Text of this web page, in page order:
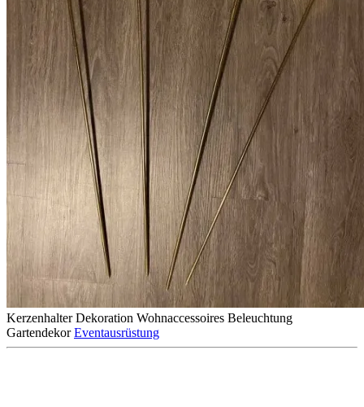
Kerzenhalter Dekoration Wohnaccessoires Beleuchtung
Gartendekor Eventausrüstung